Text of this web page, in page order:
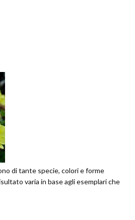
di tante specie, colori e forme
varia in base agli esemplari che